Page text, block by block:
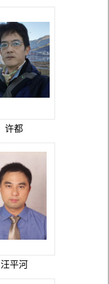
许都
汪平河